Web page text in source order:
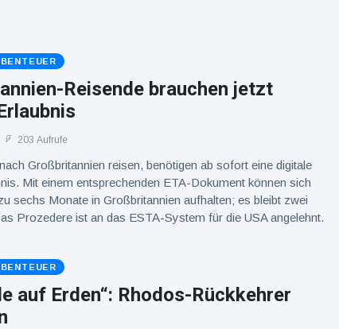
Reisende brauchen jetzt
203 Aufrufe
Großbritannien reisen, benötigen ab sofort eine digitale
Mit einem entsprechenden ETA-Dokument können sich
sechs Monate in Großbritannien aufhalten; es bleibt zwei
Prozedere ist an das ESTA-System für die USA angelehnt.
auf Erden“: Rhodos-Rückkehrer